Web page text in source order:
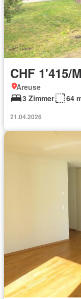
CHF 1'415/
Areuse
3 Zimmer
64
21.04.2026